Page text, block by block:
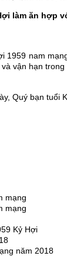
làm ăn hợp
1959 nam
vận hạn
Quý bạn tuổi
mạng
mạng
Kỷ Hợi
năm 2018